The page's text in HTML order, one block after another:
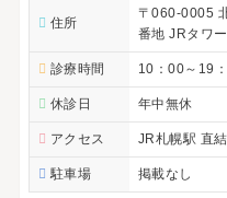
住所
〒060-0005
番地 JRタワ
診療時間 10：00～19
休診日 年中無休
アクセス JR札幌駅 直結
駐車場 掲載なし